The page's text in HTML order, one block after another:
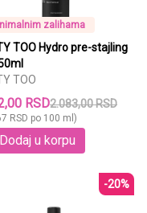
zalihama
TOO Hydro pre-stajling
TOO
RSD2.083,00 RSD
RSD po 100 ml)
Dodaj u korpu
-20%